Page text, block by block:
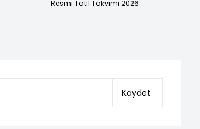
Resmi Tatil Takvimi 2026
Kaydet